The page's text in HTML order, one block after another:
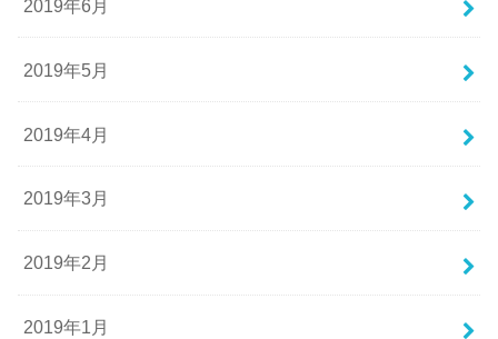
2019年6月
2019年5月
2019年4月
2019年3月
2019年2月
2019年1月